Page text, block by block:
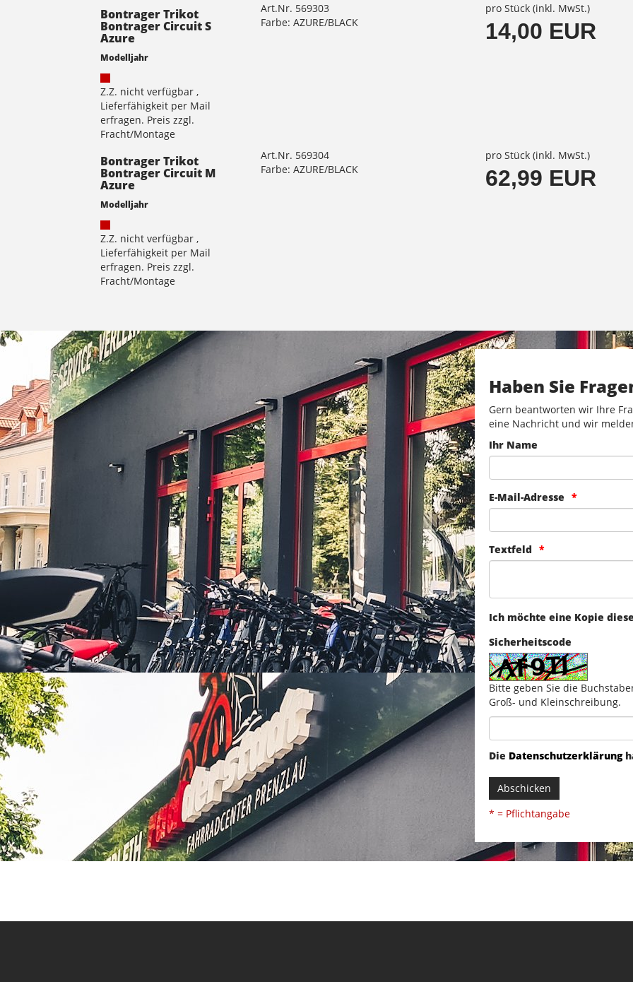
Bontrager Trikot
Bontrager Circuit S
Azure
Modelljahr
Z.Z. nicht verfügbar ,
Lieferfähigkeit per Mail
erfragen. Preis zzgl.
Fracht/Montage
Art.Nr. 569303
Farbe: AZURE/BLACK
pro Stück (inkl. MwSt.)
14,00 EUR
Bontrager Trikot
Bontrager Circuit M
Azure
Modelljahr
Z.Z. nicht verfügbar ,
Lieferfähigkeit per Mail
erfragen. Preis zzgl.
Fracht/Montage
Art.Nr. 569304
Farbe: AZURE/BLACK
pro Stück (inkl. MwSt.)
62,99 EUR
Haben Sie
Gern beantworten wir Ihre
eine Nachricht und wir
Ihr Name
E-Mail-Adresse
Textfeld
Ich möchte eine Kopie
Sicherheitscode
Bitte geben Sie die
Groß- und Kleinschreibung.
Die Datenschutzerklärung
Abschicken
* = Pflichtangabe